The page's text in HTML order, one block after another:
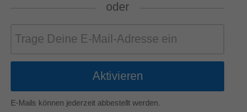
oder
E-Mails können jederzeit abbestellt werden.